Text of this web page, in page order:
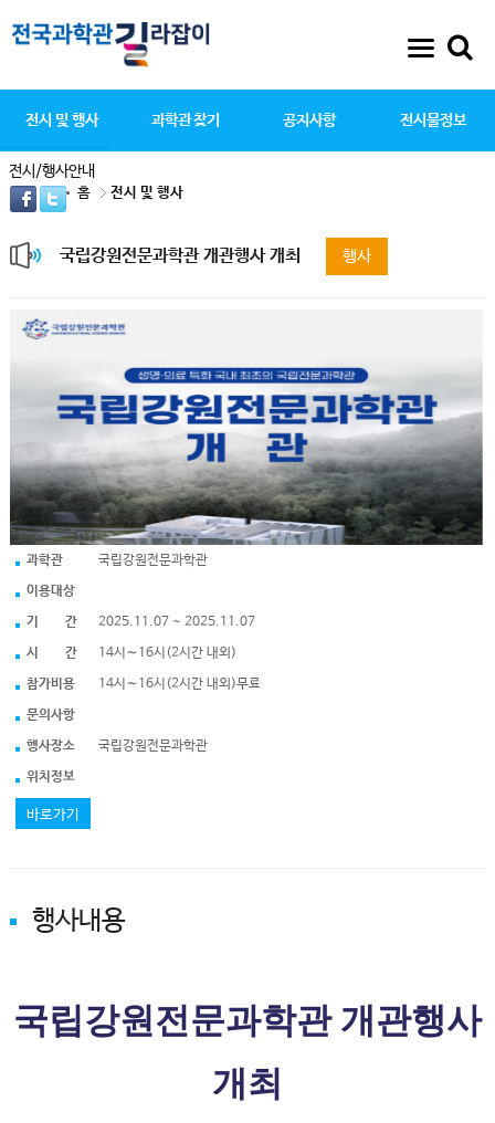
전시 및 행사
전시/행사안내
과학관 찾기 공지사항 전시물정보
홈 전시 및 행사
국립강원전문과학관 개관행사 개최 행사
과학관
국립강원전문과학관
이용대상
기 간
2025.11.07 ~ 2025.11.07
시 간
14시∼16시(2시간 내외)
참가비용
14시∼16시(2시간 내외)무료
문의사항
행사장소
국립강원전문과학관
위치정보
바로가기
행사내용
국립강원전문과학관 개관행사
개최